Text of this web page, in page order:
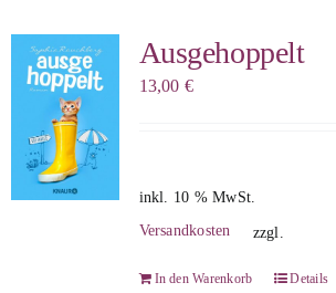
Sophie Berg
Sophia Rauchberg
Dr. Rauchberger
Ausgehoppelt
13,00 €
inkl. 10 % MwSt.
zzgl.
Versandkosten
In den Warenkorb Details